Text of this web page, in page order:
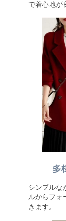
で着心地が
多
シンプルな
ルからフォ
きます。